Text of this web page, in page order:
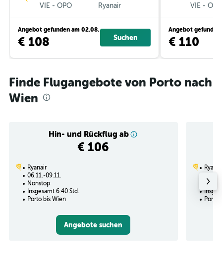
VIE - OPO
Ryanair
Angebot gefunden am 02.08.
€ 108 Suchen
VIE - OPO
Angebot gefunden
€ 110
Finde Flugangebote von Porto nach
Wien
Hin- und Rückflug ab
€ 106
Ryanair
06.11.-09.11.
Nonstop
Insgesamt 6:40 Std.
Porto bis Wien
Angebote suchen
2
Porto